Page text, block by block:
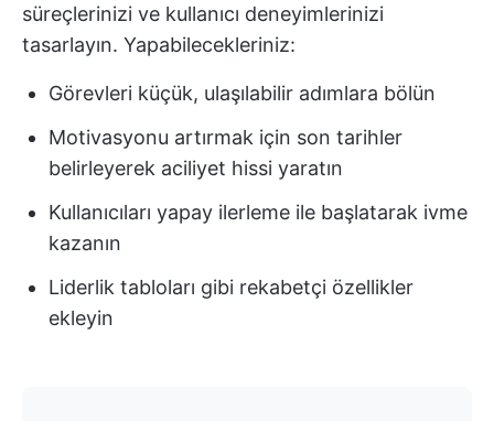
süreçlerinizi ve kullanıcı deneyimlerinizi
tasarlayın. Yapabilecekleriniz:
Görevleri küçük, ulaşılabilir adımlara bölün
Motivasyonu artırmak için son tarihler
belirleyerek aciliyet hissi yaratın
Kullanıcıları yapay ilerleme ile başlatarak ivme
kazanın
Liderlik tabloları gibi rekabetçi özellikler
ekleyin